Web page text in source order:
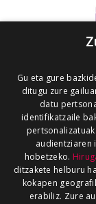
Gu eta gure
ditugu zure
datu
identifikatzaile
audientziaren
hobetzeko.
ditzakete helburu
kokapen
erabiliz. Zure